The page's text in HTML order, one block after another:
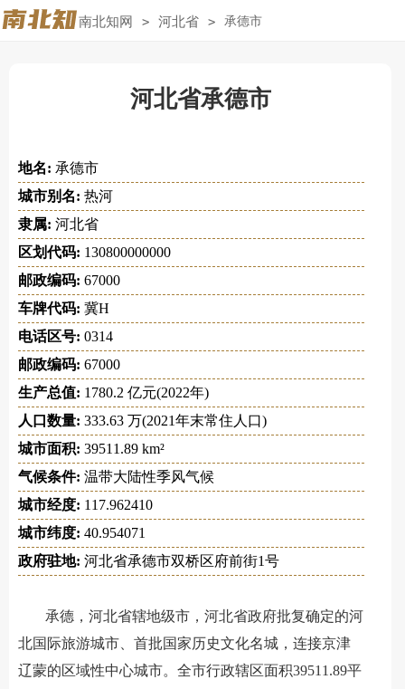
南北知网 > 河北省 > 承德市
河北省承德市
地名: 承德市
城市别名: 热河
隶属: 河北省
区划代码: 130800000000
邮政编码: 67000
车牌代码: 冀H
电话区号: 0314
邮政编码: 67000
生产总值: 1780.2 亿元(2022年)
人口数量: 333.63 万(2021年末常住人口)
城市面积: 39511.89 km²
气候条件: 温带大陆性季风气候
城市经度: 117.962410
城市纬度: 40.954071
政府驻地: 河北省承德市双桥区府前街1号
承德，河北省辖地级市，河北省政府批复确定的河
北国际旅游城市、首批国家历史文化名城，连接京津
辽蒙的区域性中心城市。全市行政辖区面积39511.89平